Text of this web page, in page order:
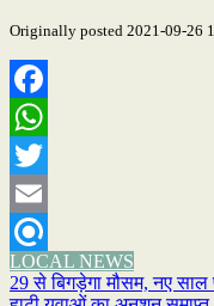
Originally posted 2021-09-26
Facebook
WhatsApp
Twitter
Email
Refind
LOCAL NEWS
Post
29 से बिगड़ेगा मौसम, नए साल